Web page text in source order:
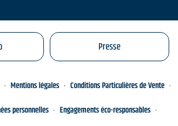
Presse
Mentions légales
Conditions Particulières de Vente
personnelles
Engagements éco-responsables